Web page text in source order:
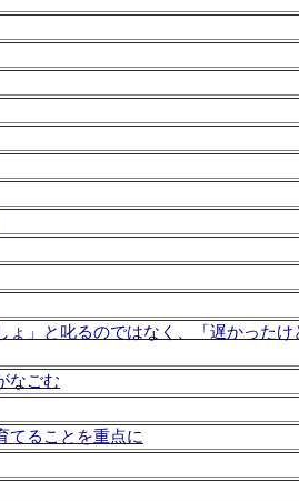
」と叱るのではなく、「遅かった
なごむ
てることを重点に